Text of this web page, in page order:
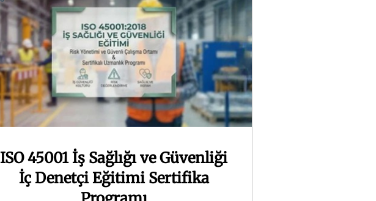
ISO 45001 İş Sağlığı ve Güvenliği
İç Denetçi Eğitimi Sertifika